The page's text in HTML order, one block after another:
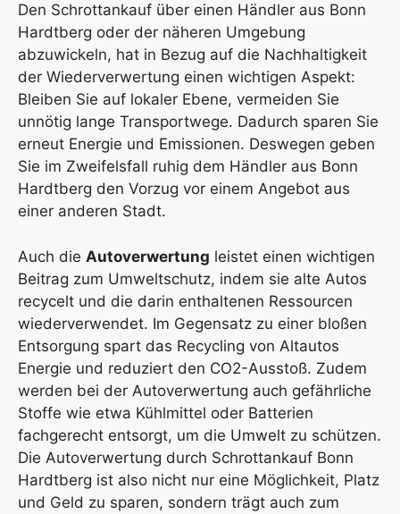
Den Schrottankauf über einen Händler aus Bonn
Hardtberg oder der näheren Umgebung
abzuwickeln, hat in Bezug auf die Nachhaltigkeit
der Wiederverwertung einen wichtigen Aspekt:
Bleiben Sie auf lokaler Ebene, vermeiden Sie
unnötig lange Transportwege. Dadurch sparen Sie
erneut Energie und Emissionen. Deswegen geben
Sie im Zweifelsfall ruhig dem Händler aus Bonn
Hardtberg den Vorzug vor einem Angebot aus
einer anderen Stadt.
Auch die Autoverwertung leistet einen wichtigen
Beitrag zum Umweltschutz, indem sie alte Autos
recycelt und die darin enthaltenen Ressourcen
wiederverwendet. Im Gegensatz zu einer bloßen
Entsorgung spart das Recycling von Altautos
Energie und reduziert den CO2-Ausstoß. Zudem
werden bei der Autoverwertung auch gefährliche
Stoffe wie etwa Kühlmittel oder Batterien
fachgerecht entsorgt, um die Umwelt zu schützen.
Die Autoverwertung durch Schrottankauf Bonn
Hardtberg ist also nicht nur eine Möglichkeit, Platz
und Geld zu sparen, sondern trägt auch zum